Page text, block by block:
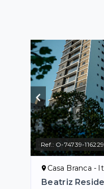
Ref.: O-74739-116229
Casa Branca -
Beatriz